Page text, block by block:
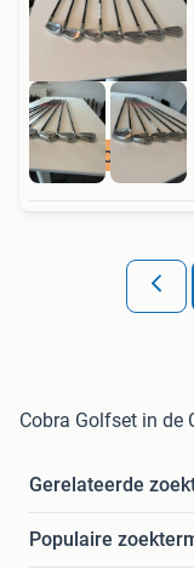
PGA PRO ADVIES
Cobra Golfset in de
Gerelateerde
Populaire